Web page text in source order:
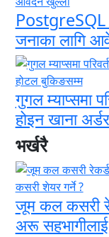
PostgreSQL
जनाका लागि
गुगल म्याप्समा
होइन खाना
भर्खरै
जूम कल कसरी
अरू